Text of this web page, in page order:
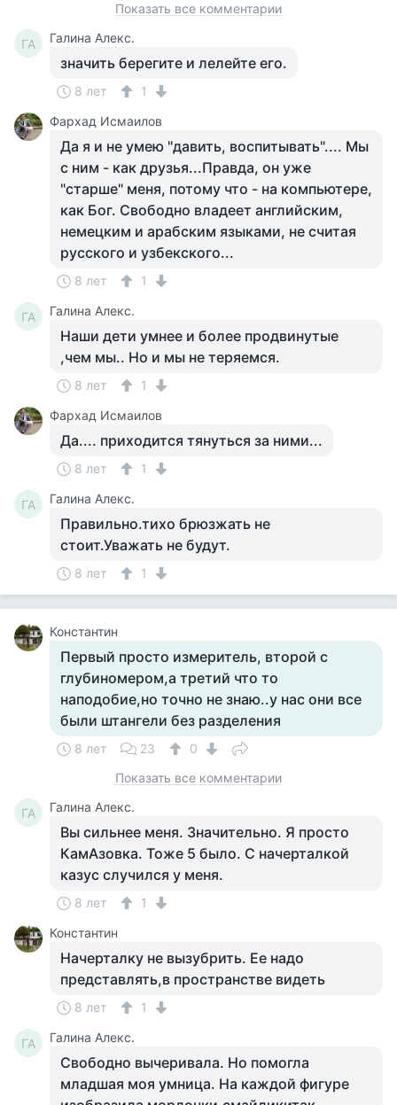
Показать все комментарии
ГА Галина Алекс.
значить берегите и лелейте его.
8 лет
1
Фархад Исмаилов
Да я и не умею "давить, воспитывать".... Мы
с ним - как друзья...Правда, он уже
"старше" меня, потому что - на компьютере,
как Бог. Свободно владеет английским,
немецким и арабским языками, не считая
русского и узбекского...
8 лет 1
ГА Галина Алекс.
Наши дети умнее и более продвинутые
,чем мы.. Но и мы не теряемся.
8 лет
1
Фархад Исмаилов
Да.... приходится тянуться за ними...
8 лет 1
ГА Галина Алекс.
Правильно.тихо брюзжать не
стоит.Уважать не будут.
8 лет 1
Константин
Первый просто измеритель, второй с
глубиномером,а третий что то
наподобие,но точно не знаю..у нас они все
были штангели без разделения
8 лет 23
0
Показать все комментарии
ГА Галина Алекс.
Вы сильнее меня. Значительно. Я просто
КамАзовка. Тоже 5 было. С начерталкой
казус случился у меня.
8 лет
1
Константин
Начерталку не вызубрить. Ее надо
представлять,в пространстве видеть
8 лет 1
ГА Галина Алекс.
Свободно вычеривала. Но помогла
младшая моя умница. На каждой фигуре